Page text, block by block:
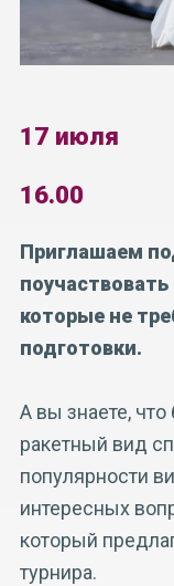
17 июля
16.00
Приглашаем
которые не
подготовки.
А вы знаете,
ракетный вид
популярности
интересных
который
турнира.